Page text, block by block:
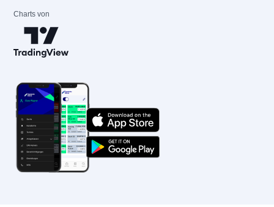
Charts von